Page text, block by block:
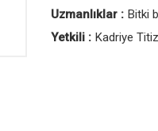
Uzmanlıklar : Bitki
Yetkili : Kadriye Titiz